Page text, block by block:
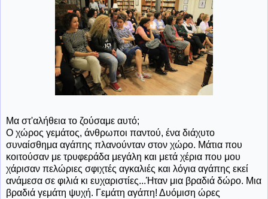
Μα στ'αλήθεια το ζούσαμε αυτό;
Ο χώρος γεμάτος, άνθρωποι παντού, ένα διάχυτο
συναίσθημα αγάπης πλανούνταν στον χώρο. Μάτια που
κοιτούσαν με τρυφεράδα μεγάλη και μετά χέρια που μου
χάρισαν πελώριες σφιχτές αγκαλιές και λόγια αγάπης εκεί
ανάμεσα σε φιλιά κι ευχαριστίες...Ήταν μια βραδιά δώρο. Μια
βραδιά γεμάτη ψυχή. Γεμάτη αγάπη! Δυόμιση ώρες